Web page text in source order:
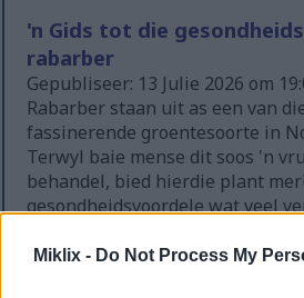
Miklix - Do Not Process My
'n Gids tot die
rabarber
Gepubliseer: 13 Julie 2026 om
Rabarber staan uit as een van
fassinerende groentesoorte in
Terwyl baie mense dit soos 'n
behandel, bied hierdie plant
gesondheidsvoordele wat veel
kulinêre gebruike. Die
rykdom aan voedingstowwe